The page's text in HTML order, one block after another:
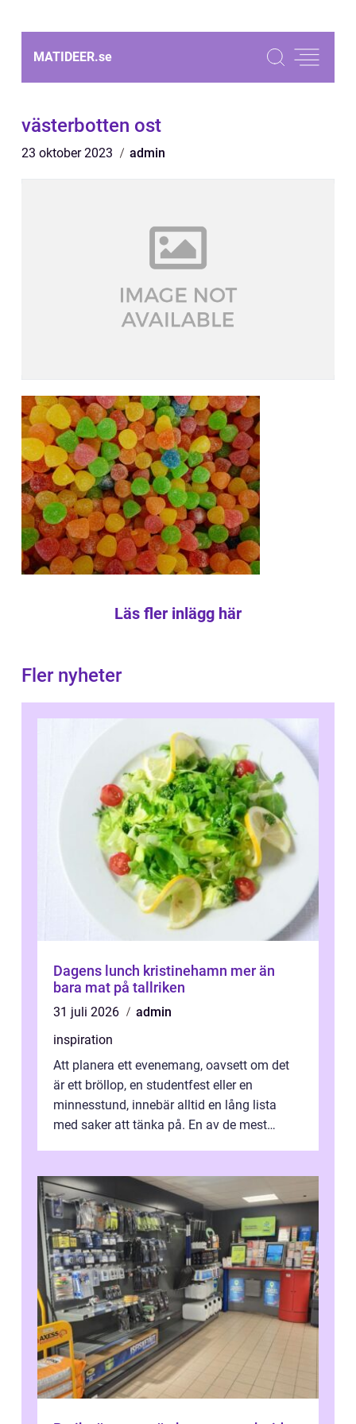
MATIDEER.se
västerbotten ost
23 oktober 2023 admin
Läs fler inlägg här
Fler nyheter
Dagens lunch kristinehamn mer än
bara mat på tallriken
31 juli 2026
admin
inspiration
Att planera ett evenemang, oavsett om det
är ett bröllop, en studentfest eller en
minnesstund, innebär alltid en lång lista
med saker att tänka på. En av de mest